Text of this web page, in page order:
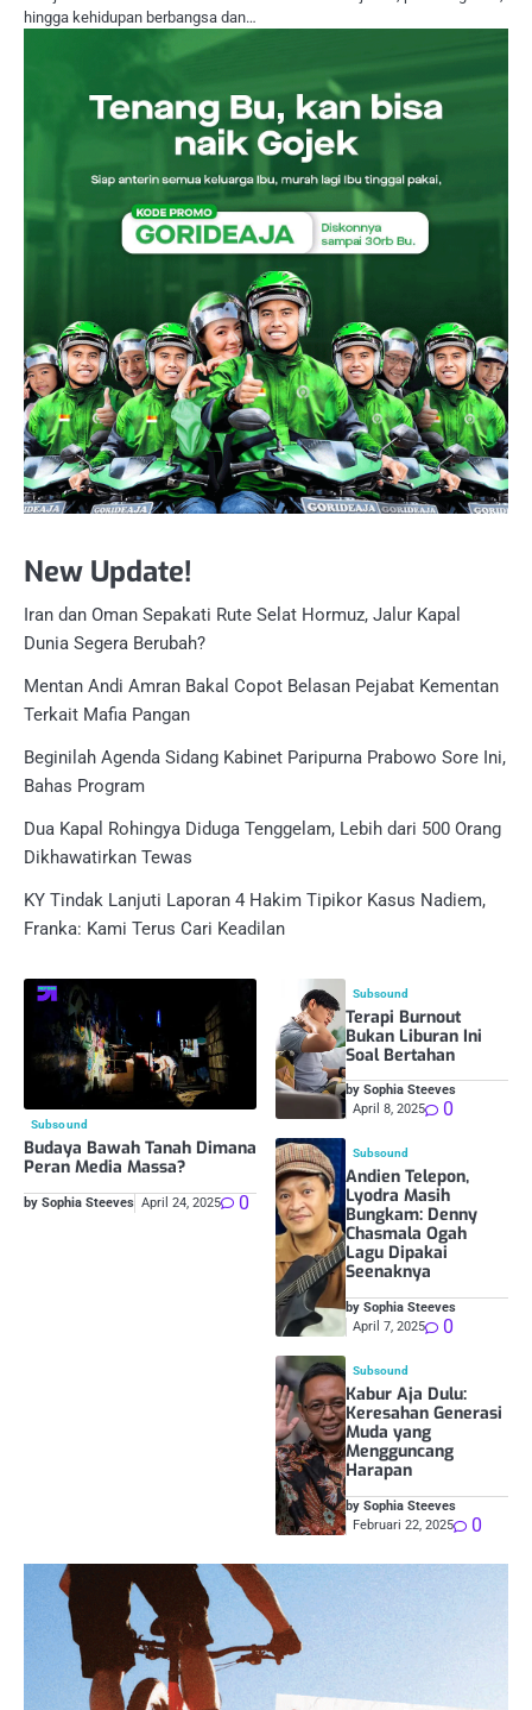
hingga kehidupan berbangsa dan…
New Update!
Iran dan Oman Sepakati Rute Selat Hormuz, Jalur Kapal
Dunia Segera Berubah?
Mentan Andi Amran Bakal Copot Belasan Pejabat Kementan
Terkait Mafia Pangan
Beginilah Agenda Sidang Kabinet Paripurna Prabowo Sore Ini,
Bahas Program
Dua Kapal Rohingya Diduga Tenggelam, Lebih dari 500 Orang
Dikhawatirkan Tewas
KY Tindak Lanjuti Laporan 4 Hakim Tipikor Kasus Nadiem,
Franka: Kami Terus Cari Keadilan
Subsound
Budaya Bawah Tanah Dimana
Peran Media Massa?
by Sophia Steeves April 24, 2025 0
Subsound
Terapi Burnout
Bukan Liburan Ini
Soal Bertahan
by Sophia Steeves
April 8, 2025
0
Subsound
Andien Telepon,
Lyodra Masih
Bungkam: Denny
Chasmala Ogah
Lagu Dipakai
Seenaknya
by Sophia Steeves
April 7, 2025
0
Subsound
Kabur Aja Dulu:
Keresahan Generasi
Muda yang
Mengguncang
Harapan
by Sophia Steeves
Februari 22, 2025
0